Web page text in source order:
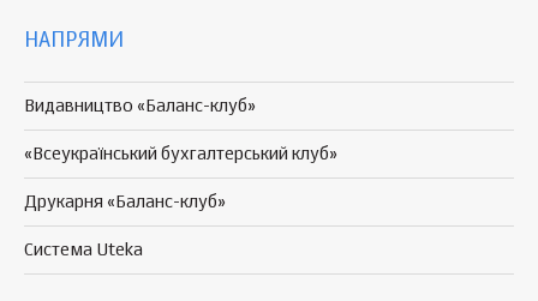
НАПРЯМИ
Видавництво «Баланс-клуб»
«Всеукраїнський бухгалтерський клуб»
Друкарня «Баланс-клуб»
Система Uteka